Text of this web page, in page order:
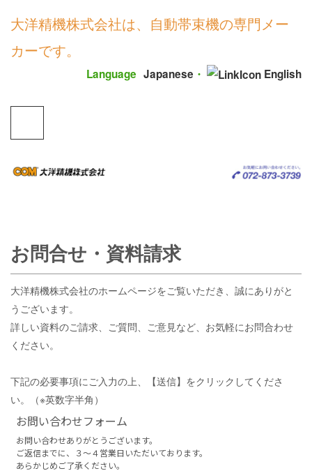
大洋精機株式会社は、自動帯束機の専門メー
カーです。
Language Japanese ・ English
お問合せ・資料請求
大洋精機株式会社のホームページをご覧いただき、誠にありがと
うございます。
詳しい資料のご請求、ご質問、ご意見など、お気軽にお問合わせ
ください。
下記の必要事項にご入力の上、【送信】をクリックしてくださ
い。（※英数字半角）